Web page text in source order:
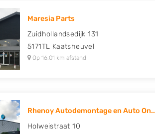
Maresia Parts
Zuidhollandsedijk 131
5171TL Kaatsheuvel
Op 16,01 km afstand
Rhenoy Autodemontage en Auto On..
Holweistraat 10